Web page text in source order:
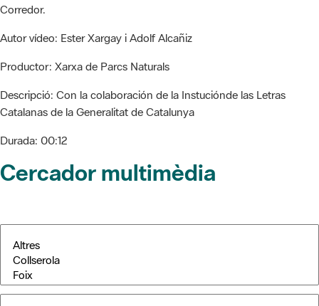
Corredor.
Autor vídeo: Ester Xargay i Adolf Alcañiz
Productor: Xarxa de Parcs Naturals
Descripció: Con la colaboración de la Instuciónde las Letras
Catalanas de la Generalitat de Catalunya
Durada: 00:12
Cercador multimèdia